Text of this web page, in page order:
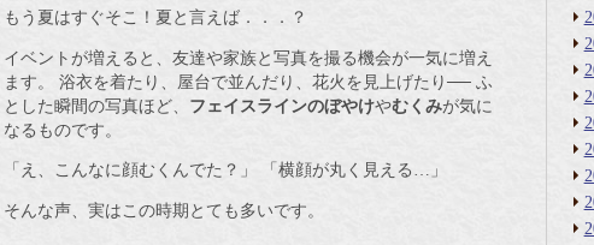
もう夏はすぐそこ！夏と言えば．．．？
イベントが増えると、友達や家族と写真を撮る機会が一気に増え
ます。 浴衣を着たり、屋台で並んだり、花火を見上げたり── ふ
とした瞬間の写真ほど、 フェイスラインのぼやけやむくみが気に
なるものです。
「え、こんなに顔むくんでた？」 「横顔が丸く見える…」
そんな声、実はこの時期とても多いです。